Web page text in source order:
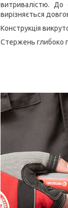
витривалістю. До
вирізняється
Конструкція
Стержень глибоко